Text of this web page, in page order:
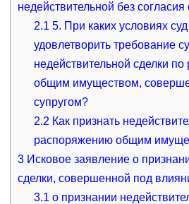
недействительной без согласия
2.1 5. При каких условиях
удовлетворить требование
недействительной сделки
общим имуществом,
супругом?
2.2 Как признать
распоряжению общим
3Исковое заявление о
сделки, совершенной под
3.1 о признании